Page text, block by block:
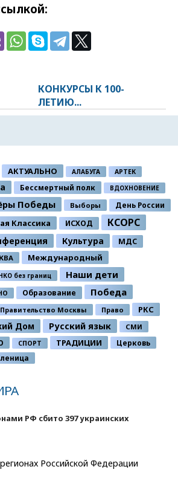
КОНКУРСЫ К 100-
ЛЕТИЮ...
АКТУАЛЬНО АЛАБУГА АРТЕК
Бессмертный полк ВДОХНОВЕНИЕ
Победы Выборы День России
Классика ИСХОД КСОРС
Культура МДС
Международный
без границ Наши дети
Образование Победа
Правительство Москвы Право РКС
Дом Русский язык СМИ
СПОРТ ТРАДИЦИИ Церковь
РФ сбито 397 украинских
Российской Федерации